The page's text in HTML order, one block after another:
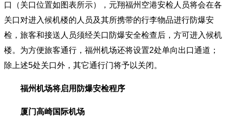
口（关口位置如图表所示），元翔福州空港安检人员将会在各
关口对进入候机楼的人员及其所携带的行李物品进行防爆安
检，旅客和接送人员须经关口防爆安全检查后，方可进入候机
楼。为方便旅客通行，福州机场还将设置2处单向出口通道；
除上述5处关口外，其它通行门将予以关闭。
福州机场将启用防爆安检程序
厦门高崎国际机场